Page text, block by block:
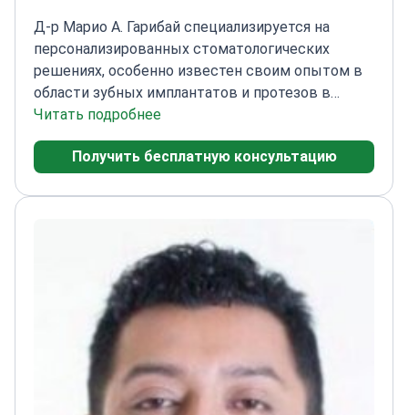
Д-р Марио А. Гарибай специализируется на
персонализированных стоматологических
решениях, особенно известен своим опытом в
области зубных имплантатов и протезов в
клинике SoftDentalCare.
ВеракрусПрошел углубленное обучение по
Лома ЛиндаПолучил высокую оценку за
Читать подробнее
Получить бесплатную консультацию